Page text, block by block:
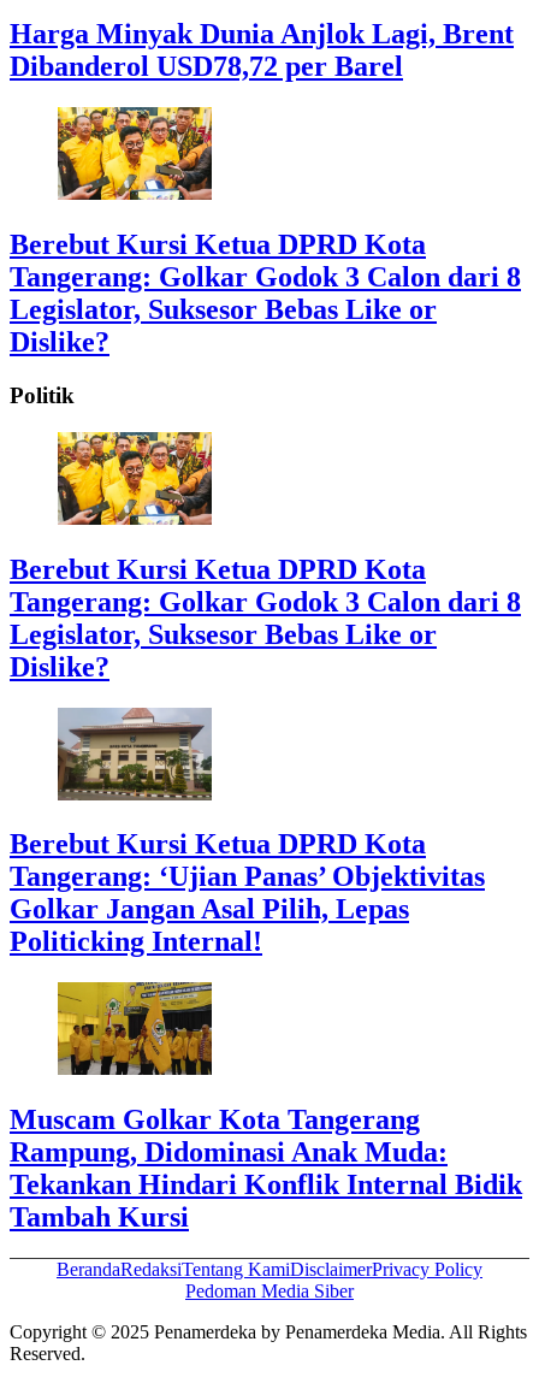
Harga Minyak Dunia Anjlok Lagi, Brent
Dibanderol USD78,72 per Barel
Berebut Kursi Ketua DPRD Kota
Tangerang: Golkar Godok 3 Calon dari 8
Legislator, Suksesor Bebas Like or
Dislike?
Politik
Berebut Kursi Ketua DPRD Kota
Tangerang: Golkar Godok 3 Calon dari 8
Legislator, Suksesor Bebas Like or
Dislike?
Berebut Kursi Ketua DPRD Kota
Tangerang: ‘Ujian Panas’ Objektivitas
Golkar Jangan Asal Pilih, Lepas
Politicking Internal!
Muscam Golkar Kota Tangerang
Rampung, Didominasi Anak Muda:
Tekankan Hindari Konflik Internal Bidik
Tambah Kursi
BerandaRedaksiTentang KamiDisclaimerPrivacy Policy
Pedoman Media Siber
Copyright © 2025 Penamerdeka by Penamerdeka Media. All Rights
Reserved.